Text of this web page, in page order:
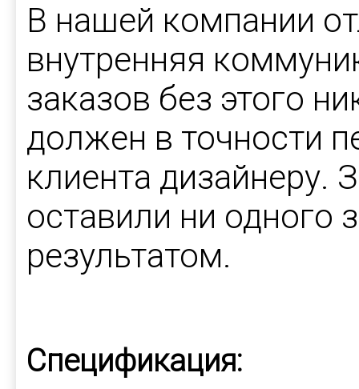
В нашей компании
внутренняя
заказов без этого
должен в точности
клиента дизайнеру.
оставили ни одного
результатом.
Спецификация: